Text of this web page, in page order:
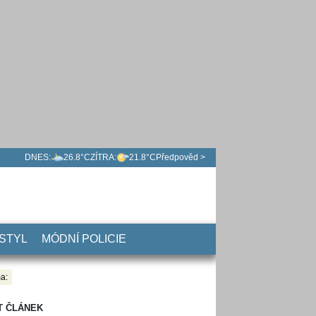
DNES: 26.8°CZÍTRA: 21.8°C Předpověd >
MÓDNÍ POLICIE
ČLÁNEK